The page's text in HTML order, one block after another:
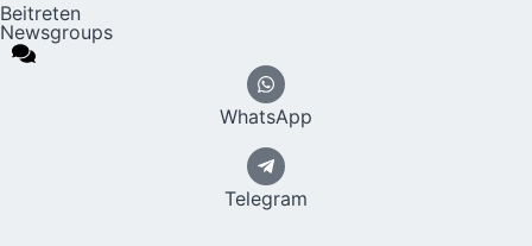
Beitreten
Newsgroups
WhatsApp
Telegram